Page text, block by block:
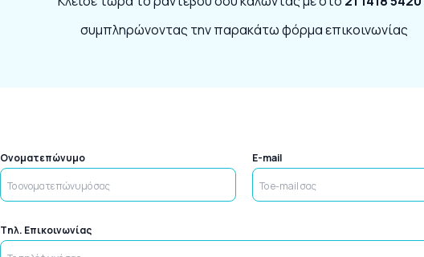
συμπληρώνοντας την παρακάτω φόρμα επικοινωνίας
Ονοματεπώνυμο E-mail
Tηλ. Επικοινωνίας